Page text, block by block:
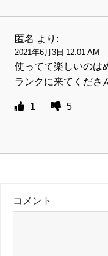
匿名 より:
2021年6月3日 12:01 AM
使ってて楽しいのは
ランクに来てくださ
1 5
コメント